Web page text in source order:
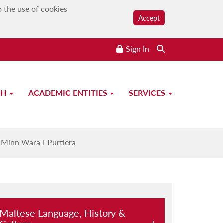
the use of cookies
Accept
Sign In
ACADEMIC ENTITIES SERVICES
Minn Wara l-Purtiera
Maltese Language, History &